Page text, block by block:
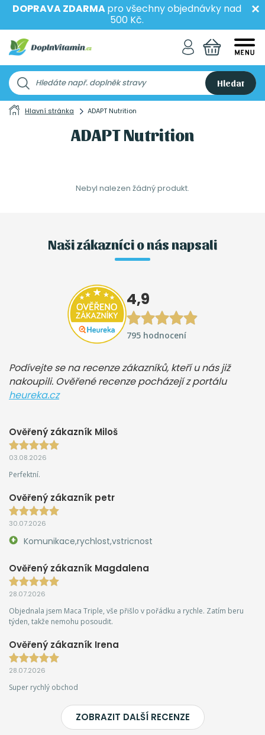
DOPRAVA ZDARMApro všechny objednávky nad
500 Kč.
Hledat
Hlavní stránka ADAPT Nutrition
ADAPT Nutrition
Nebyl nalezen žádný produkt.
Naši zákazníci o nás napsali
4,9
795 hodnocení
Podívejte se na recenze zákazníků, kteří u nás již
nakoupili. Ověřené recenze pocházejí z portálu
heureka.cz
Ověřený zákazník Miloš
03.08.2026
Perfektní.
Ověřený zákazník petr
30.07.2026
Komunikace,rychlost,vstricnost
Ověřený zákazník Magdalena
28.07.2026
Objednala jsem Maca Triple, vše přišlo v pořádku a rychle. Zatím beru
týden, takže nemohu posoudit.
Ověřený zákazník Irena
28.07.2026
Super rychlý obchod
ZOBRAZIT DALŠÍ RECENZE